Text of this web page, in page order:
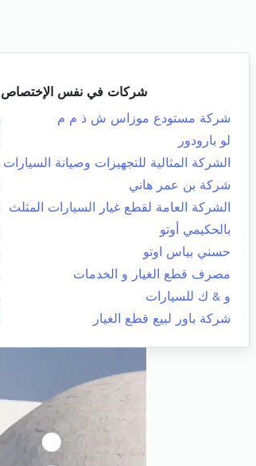
شركات في نفس الإختصاص
شركة مستودع موزاس ش ذ م م
لو بارودور
الشركة المثالية للتجهيزات وصيانة السيارات
شركة بن عمر هاني
الشركة العامة لقطع غيار السيارات المثلث
بالحكيمي أوتو
حسني بياس اوتو
مصرف قطع الغيار و الخدمات
و & ك للسيارات
شركة باور لبيع قطع الغيار